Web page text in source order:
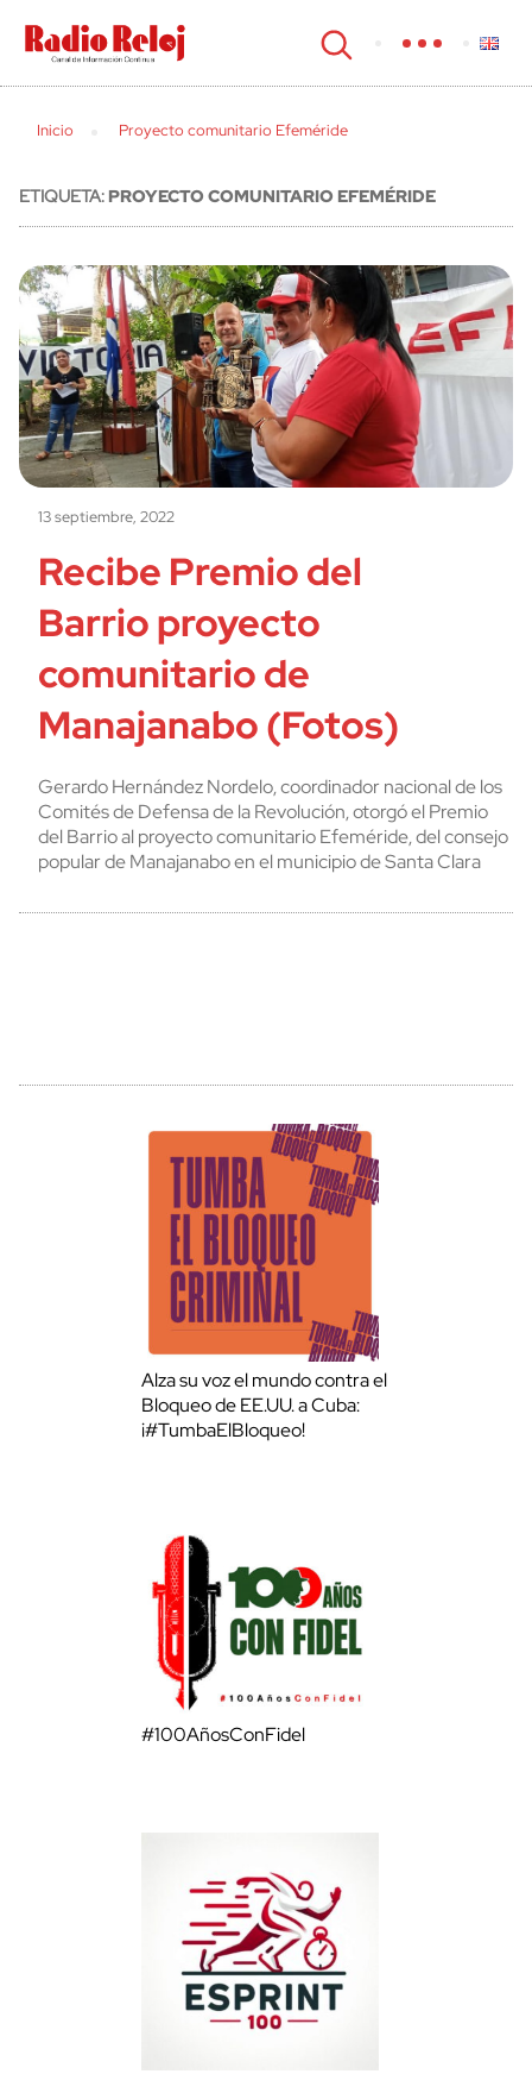
cerrar
Inicio Proyecto comunitario Efeméride
ETIQUETA:PROYECTO COMUNITARIO EFEMÉRIDE
13 septiembre, 2022
Recibe Premio del
Barrio proyecto
comunitario de
Manajanabo (Fotos)
Gerardo Hernández Nordelo, coordinador nacional de los
Comités de Defensa de la Revolución, otorgó el Premio
del Barrio al proyecto comunitario Efeméride, del consejo
popular de Manajanabo en el municipio de Santa Clara
Alza su voz el mundo contra el
Bloqueo de EE.UU. a Cuba:
¡#TumbaElBloqueo!
#100AñosConFidel